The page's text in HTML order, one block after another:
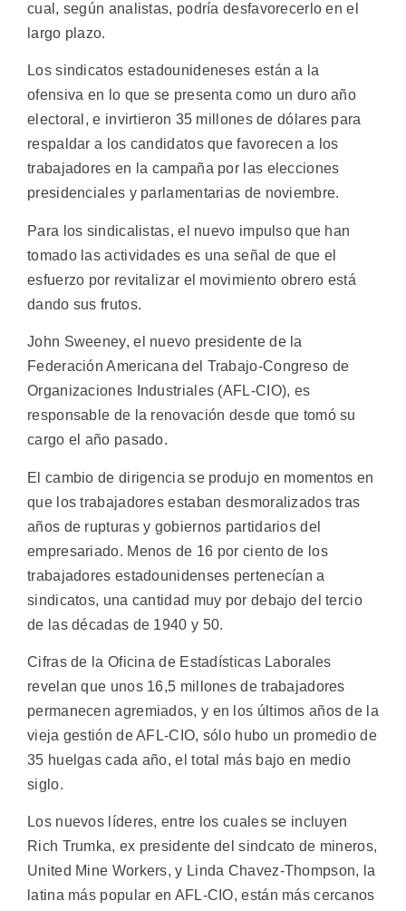
cual, según analistas, podría desfavorecerlo en el
largo plazo.
Los sindicatos estadounideneses están a la
ofensiva en lo que se presenta como un duro año
electoral, e invirtieron 35 millones de dólares para
respaldar a los candidatos que favorecen a los
trabajadores en la campaña por las elecciones
presidenciales y parlamentarias de noviembre.
Para los sindicalistas, el nuevo impulso que han
tomado las actividades es una señal de que el
esfuerzo por revitalizar el movimiento obrero está
dando sus frutos.
John Sweeney, el nuevo presidente de la
Federación Americana del Trabajo-Congreso de
Organizaciones Industriales (AFL-CIO), es
responsable de la renovación desde que tomó su
cargo el año pasado.
El cambio de dirigencia se produjo en momentos en
que los trabajadores estaban desmoralizados tras
años de rupturas y gobiernos partidarios del
empresariado. Menos de 16 por ciento de los
trabajadores estadounidenses pertenecían a
sindicatos, una cantidad muy por debajo del tercio
de las décadas de 1940 y 50.
Cifras de la Oficina de Estadísticas Laborales
revelan que unos 16,5 millones de trabajadores
permanecen agremiados, y en los últimos años de la
vieja gestión de AFL-CIO, sólo hubo un promedio de
35 huelgas cada año, el total más bajo en medio
siglo.
Los nuevos líderes, entre los cuales se incluyen
Rich Trumka, ex presidente del sindcato de mineros,
United Mine Workers, y Linda Chavez-Thompson, la
latina más popular en AFL-CIO, están más cercanos